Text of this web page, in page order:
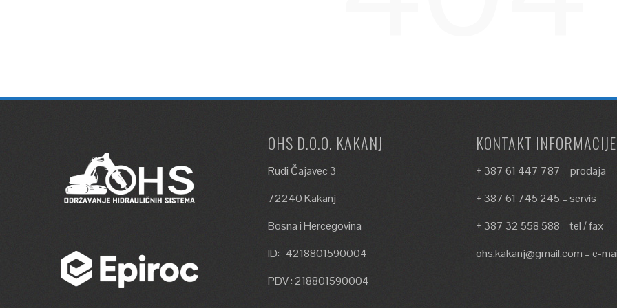
OHS D.O.O. KAKANJ
Rudi Čajavec 3
72240 Kakanj
Bosna i Hercegovina
ID: 4218801590004
PDV : 218801590004
KONTAKT INFORMACIJE
+ 387 61 447 787 – prodaja
+ 387 61 745 245 – servis
+ 387 32 558 588 – tel / fax
ohs.kakanj@gmail.com – e-